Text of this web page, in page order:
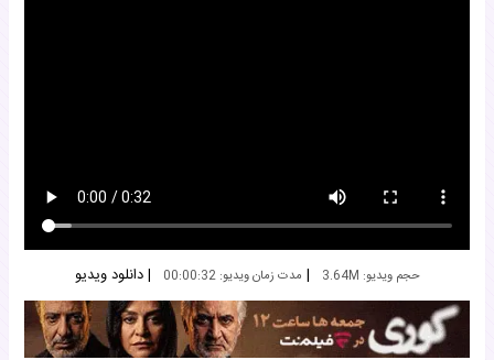
حجم ویدیو: 3.64M | مدت زمان ویدیو: 00:00:32 |دانلود ویدیو